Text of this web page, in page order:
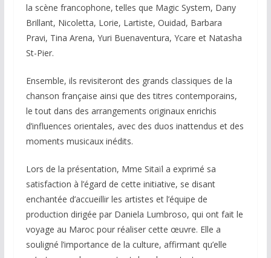
la scène francophone, telles que Magic System, Dany
Brillant, Nicoletta, Lorie, Lartiste, Ouidad, Barbara
Pravi, Tina Arena, Yuri Buenaventura, Ycare et Natasha
St-Pier.
Ensemble, ils revisiteront des grands classiques de la
chanson française ainsi que des titres contemporains,
le tout dans des arrangements originaux enrichis
d’influences orientales, avec des duos inattendus et des
moments musicaux inédits.
Lors de la présentation, Mme Sitaïl a exprimé sa
satisfaction à l’égard de cette initiative, se disant
enchantée d’accueillir les artistes et l’équipe de
production dirigée par Daniela Lumbroso, qui ont fait le
voyage au Maroc pour réaliser cette œuvre. Elle a
souligné l’importance de la culture, affirmant qu’elle